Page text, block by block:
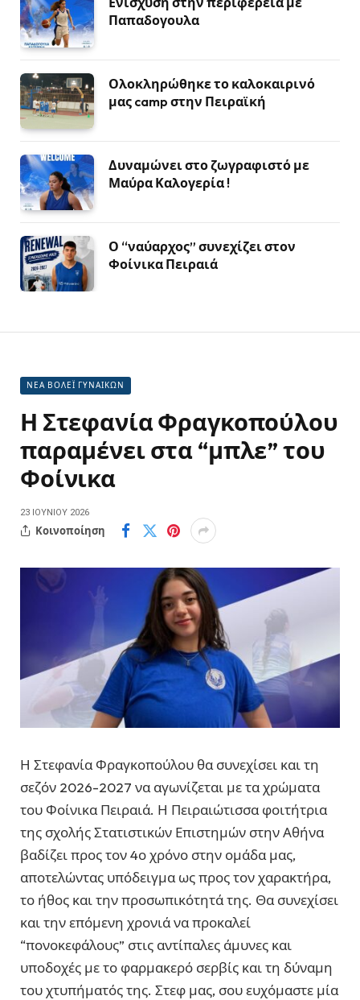
Παπαδογουλα
Ολοκληρώθηκε το καλοκαιρινό
μας camp στην Πειραϊκή
Δυναμώνει στο ζωγραφιστό με
Μαύρα Καλογερία !
Ο “ναύαρχος” συνεχίζει στον
Φοίνικα Πειραιά
ΝΕΑ ΒΟΛΕΪ ΓΥΝΑΙΚΩΝ
Η Στεφανία Φραγκοπούλου
παραμένει στα “μπλε” του
Φοίνικα
23 ΙΟΥΝΊΟΥ 2026
Κοινοποίηση
Η Στεφανία Φραγκοπούλου θα συνεχίσει και τη
σεζόν 2026-2027 να αγωνίζεται με τα χρώματα
του Φοίνικα Πειραιά. Η Πειραιώτισσα φοιτήτρια
της σχολής Στατιστικών Επιστημών στην Αθήνα
βαδίζει προς τον 4ο χρόνο στην ομάδα μας,
αποτελώντας υπόδειγμα ως προς τον χαρακτήρα,
το ήθος και την προσωπικότητά της. Θα συνεχίσει
και την επόμενη χρονιά να προκαλεί
“πονοκεφάλους” στις αντίπαλες άμυνες και
υποδοχές με το φαρμακερό σερβίς και τη δύναμη
του χτυπήματός της. Στεφ μας, σου ευχόμαστε μία